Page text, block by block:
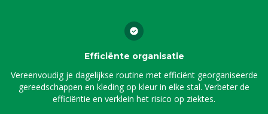
Efficiënte organisatie
Vereenvoudig je dagelijkse routine met efficiënt georganiseerde
gereedschappen en kleding op kleur in elke stal. Verbeter de
efficiëntie en verklein het risico op ziektes.